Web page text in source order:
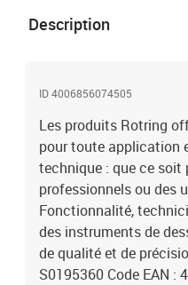
Description
ID 4006856074505
Les produits Rotring
pour toute application
technique : que ce soit
professionnels ou des
Fonctionnalité,
des instruments de
de qualité et de
S0195360 Code EAN :